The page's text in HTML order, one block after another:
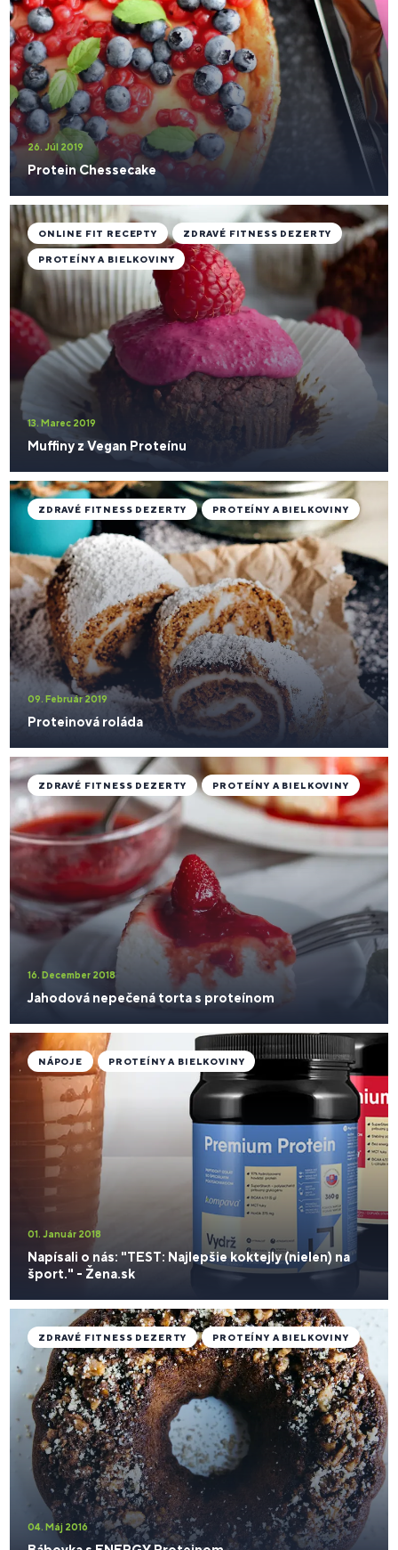
26. Júl 2019
Protein Chessecake
13. Marec 2019
Muffiny z Vegan Proteínu
ONLINE FIT RECEPTY ZDRAVÉ FITNESS DEZERTY
PROTEÍNY A BIELKOVINY
09. Február 2019
Proteinová roláda
ZDRAVÉ FITNESS DEZERTY PROTEÍNY A BIELKOVINY
16. December 2018
Jahodová nepečená torta s proteínom
ZDRAVÉ FITNESS DEZERTY PROTEÍNY A BIELKOVINY
01. Január 2018
Napísali o nás: "TEST: Najlepšie koktejly (nielen) na
šport." - Žena.sk
NÁPOJE PROTEÍNY A BIELKOVINY
04. Máj 2016
ZDRAVÉ FITNESS DEZERTY PROTEÍNY A BIELKOVINY